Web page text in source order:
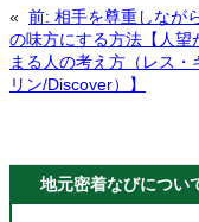
« 前: 相手を尊重しなが
の味方にする方法【人望
まる人の考え方（レス・
リン/Discover）】
地元密着なびについ